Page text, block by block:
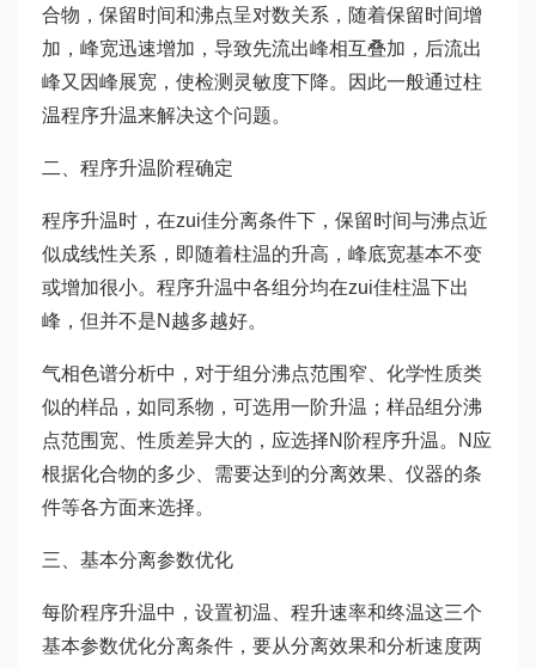
合物，保留时间和沸点呈对数关系，随着保留时间增
加，峰宽迅速增加，导致先流出峰相互叠加，后流出
峰又因峰展宽，使检测灵敏度下降。因此一般通过柱
温程序升温来解决这个问题。
二、程序升温阶程确定
程序升温时，在zui佳分离条件下，保留时间与沸点近
似成线性关系，即随着柱温的升高，峰底宽基本不变
或增加很小。程序升温中各组分均在zui佳柱温下出
峰，但并不是N越多越好。
气相色谱分析中，对于组分沸点范围窄、化学性质类
似的样品，如同系物，可选用一阶升温；样品组分沸
点范围宽、性质差异大的，应选择N阶程序升温。N应
根据化合物的多少、需要达到的分离效果、仪器的条
件等各方面来选择。
三、基本分离参数优化
每阶程序升温中，设置初温、程升速率和终温这三个
基本参数优化分离条件，要从分离效果和分析速度两